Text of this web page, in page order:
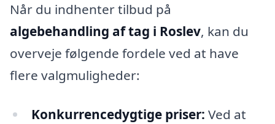
Når du indhenter tilbud på
algebehandling af tag i Roslev, kan du
overveje følgende fordele ved at have
flere valgmuligheder:
Konkurrencedygtige priser: Ved at